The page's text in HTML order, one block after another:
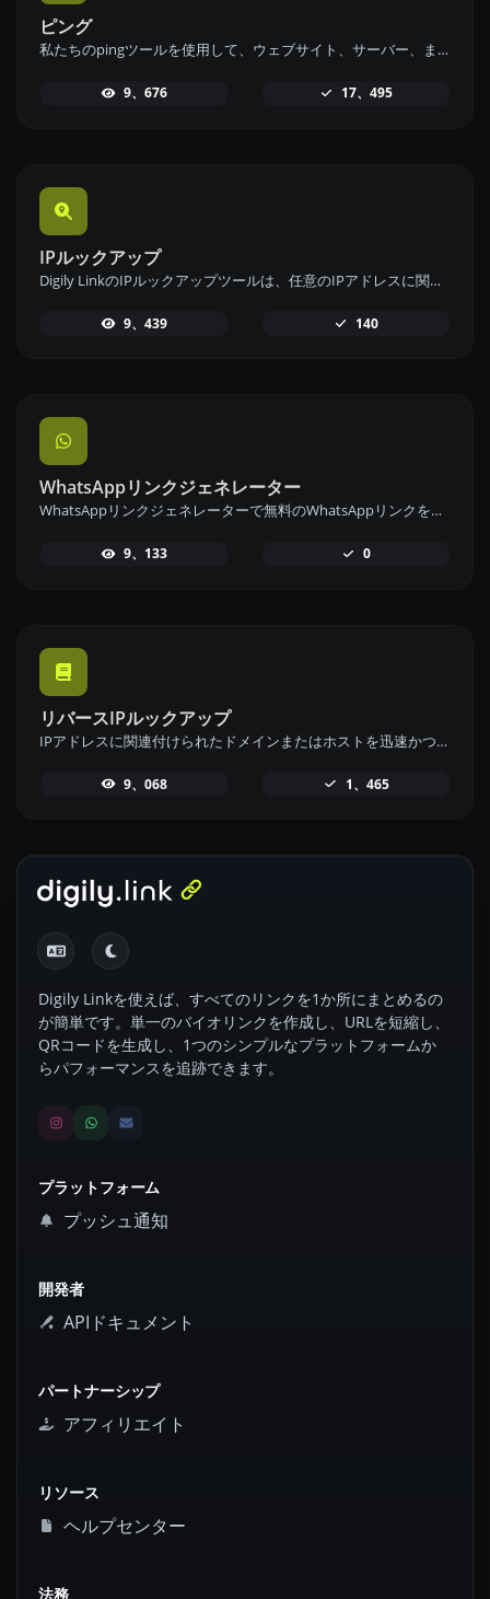
ピング
私たちのpingツールを使用して、ウェブサイト、サーバー、またはポートのステータスと応答時間を迅速かつ効率的に確認してください。
9、676 17、495
IPルックアップ
Digily LinkのIPルックアップツールは、任意のIPアドレスに関する詳細情報を提供します。この無料オンラインサービスを利用して、包括的なIPデータを取得してください。
9、439 140
WhatsAppリンクジェネレーター
WhatsAppリンクジェネレーターで無料のWhatsAppリンクを即座に生成します。カスタムメッセージを追加して、ワンクリックでチャットを開始できます。ログインやコーディングは不要です。
9、133 0
リバースIPルックアップ
IPアドレスに関連付けられたドメインまたはホストを迅速かつ簡単に見つけるために、リバースIPルックアップツールを使用してください。
9、068 1、465
Digily Linkを使えば、すべてのリンクを1か所にまとめるの
が簡単です。単一のバイオリンクを作成し、URLを短縮し、
QRコードを生成し、1つのシンプルなプラットフォームか
らパフォーマンスを追跡できます。
プラットフォーム
プッシュ通知
開発者
APIドキュメント
パートナーシップ
アフィリエイト
リソース
ヘルプセンター
法務